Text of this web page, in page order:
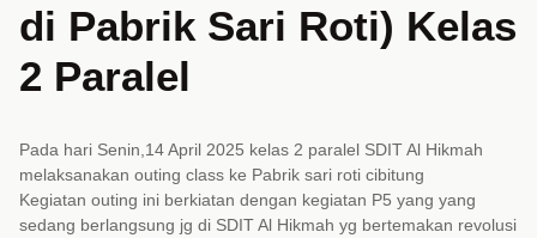
di Pabrik Sari Roti) Kelas
2 Paralel
Pada hari Senin,14 April 2025 kelas 2 paralel SDIT Al Hikmah
melaksanakan outing class ke Pabrik sari roti cibitung
Kegiatan outing ini berkiatan dengan kegiatan P5 yang yang
sedang berlangsung jg di SDIT Al Hikmah yg bertemakan revolusi